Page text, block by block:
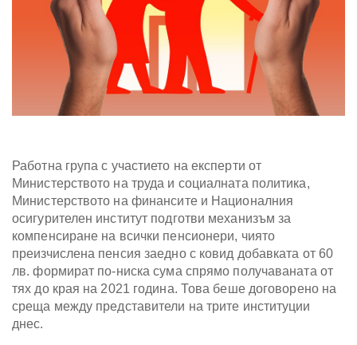
Работна група с участието на експерти от
Министерството на труда и социалната политика,
Министерството на финансите и Националния
осигурителен институт подготви механизъм за
компенсиране на всички пенсионери, чиято
преизчислена пенсия заедно с ковид добавката от 60
лв. формират по-ниска сума спрямо получаваната от
тях до края на 2021 година. Това беше договорено на
среща между представители на трите институции
днес.